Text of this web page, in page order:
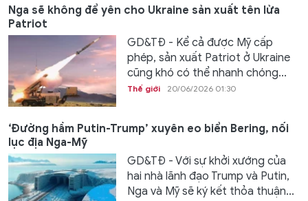
Nga sẽ không để yên cho Ukraine sản xuất tên lửa
Patriot
GD&TĐ - Kể cả được Mỹ cấp
phép, sản xuất Patriot ở Ukraine
cũng khó có thể nhanh chóng...
Thế giới 20/06/2026 01:30
‘Đường hầm Putin-Trump’ xuyên eo biển Bering, nối
lục địa Nga-Mỹ
GD&TĐ - Với sự khởi xướng của
hai nhà lãnh đạo Trump và Putin,
Nga và Mỹ sẽ ký kết thỏa thuận...